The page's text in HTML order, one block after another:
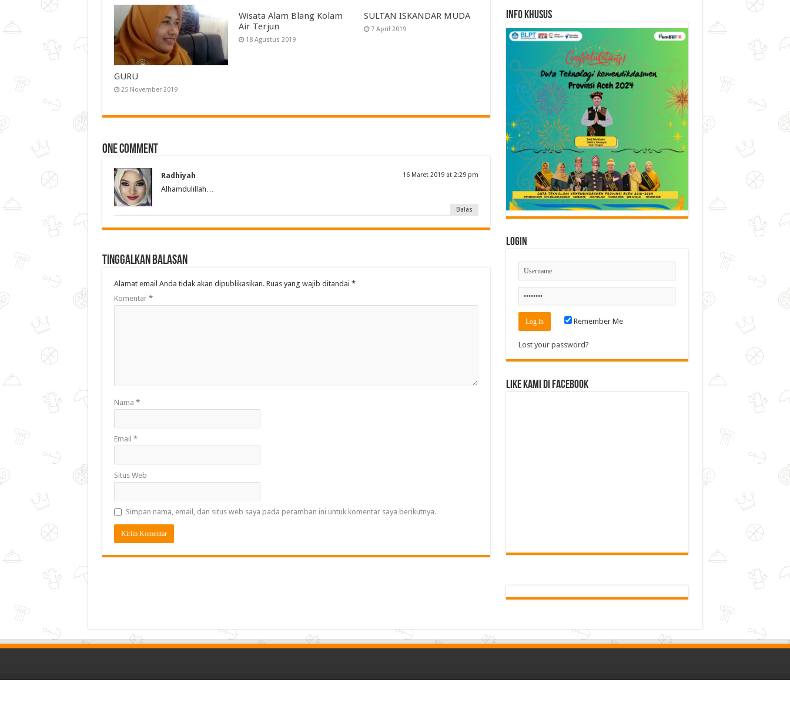
GURU
25 November 2019
Wisata Alam Blang Kolam
Air Terjun
18 Agustus 2019
SULTAN ISKANDAR MUDA
7 April 2019
One comment
Radhiyah 16 Maret 2019 at 2:29 pm
Alhamdulillah…
Balas
Tinggalkan Balasan
Alamat email Anda tidak akan dipublikasikan. Ruas yang wajib ditandai *
Komentar *
Nama *
Email *
Situs Web
Simpan nama, email, dan situs web saya pada peramban ini untuk komentar saya berikutnya.
Info Khusus
Login
Remember Me
Lost your password?
Like Kami di Facebook